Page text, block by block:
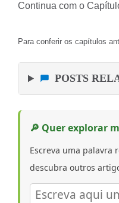
Continua com o
Para conferir os capítulos
POSTS
🔎 Quer explorar
Escreva uma palavra
descubra outros